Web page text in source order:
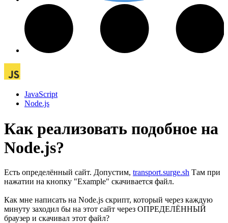
JavaScript
Node.js
Как реализовать подобное на
Node.js?
Есть определённый сайт. Допустим, transport.surge.sh Там при
нажатии на кнопку "Example" скачивается файл.
Как мне написать на Node.js скрипт, который через каждую
минуту заходил бы на этот сайт через ОПРЕДЕЛЁННЫЙ
браузер и скачивал этот файл?